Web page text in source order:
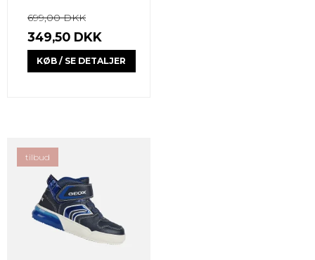
699,00 DKK
349,50 DKK
KØB / SE DETALJER
tilbud